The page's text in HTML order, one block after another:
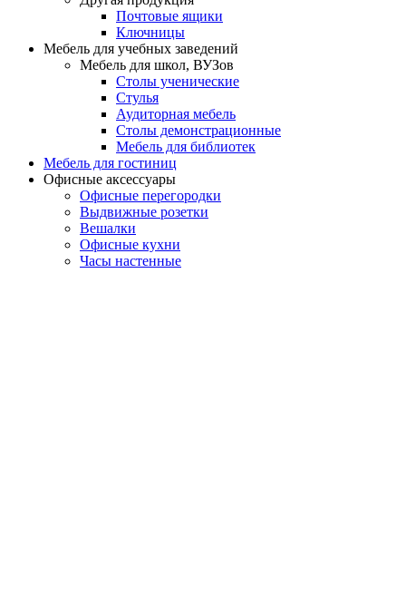
Почтовые ящики
Ключницы
Мебель для учебных заведений
Мебель для школ, ВУЗов
Столы ученические
Стулья
Аудиторная мебель
Столы демонстрационные
Мебель для библиотек
Мебель для гостиниц
Офисные аксессуары
Офисные перегородки
Выдвижные розетки
Вешалки
Офисные кухни
Часы настенные